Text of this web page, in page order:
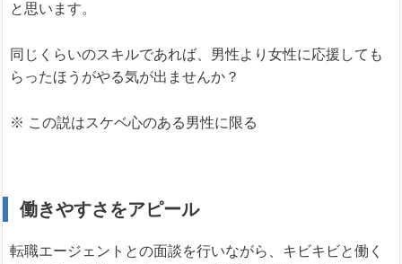
と思います。
同じくらいのスキルであれば、男性より女性に応援しても
らったほうがやる気が出ませんか？
※ この説はスケベ心のある男性に限る
働きやすさをアピール
転職エージェントとの面談を行いながら、キビキビと働く